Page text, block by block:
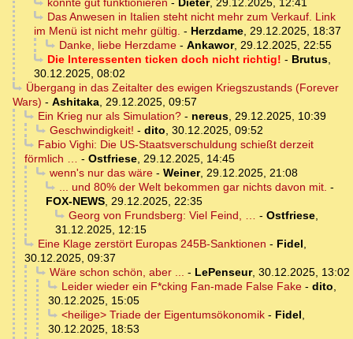
könnte gut funktionieren - Dieter, 29.12.2025, 12:41
Das Anwesen in Italien steht nicht mehr zum Verkauf. Link
im Menü ist nicht mehr gültig. - Herzdame, 29.12.2025, 18:37
Danke, liebe Herzdame- Ankawor, 29.12.2025, 22:55
Die Interessenten ticken doch nicht richtig! - Brutus,
30.12.2025, 08:02
Übergang in das Zeitalter des ewigen Kriegszustands (Forever
Wars) - Ashitaka, 29.12.2025, 09:57
Ein Krieg nur als Simulation?- nereus, 29.12.2025, 10:39
Geschwindigkeit! - dito, 30.12.2025, 09:52
Fabio Vighi: Die US-Staatsverschuldung schießt derzeit
förmlich … - Ostfriese, 29.12.2025, 14:45
wenn's nur das wäre- Weiner, 29.12.2025, 21:08
... und 80% der Welt bekommen gar nichts davon mit. -
FOX-NEWS, 29.12.2025, 22:35
Georg von Frundsberg: Viel Feind, … - Ostfriese,
31.12.2025, 12:15
Eine Klage zerstört Europas 245B-Sanktionen - Fidel,
30.12.2025, 09:37
Wäre schon schön, aber ... - LePenseur, 30.12.2025, 13:02
Leider wieder ein F*cking Fan-made False Fake- dito,
30.12.2025, 15:05
<heilige> Triade der Eigentumsökonomik- Fidel,
30.12.2025, 18:53